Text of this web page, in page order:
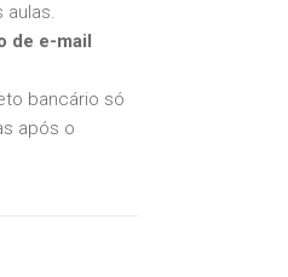
de e-mail
bancário só
após o